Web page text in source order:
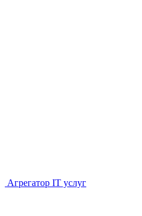
Агрегатор IT услуг